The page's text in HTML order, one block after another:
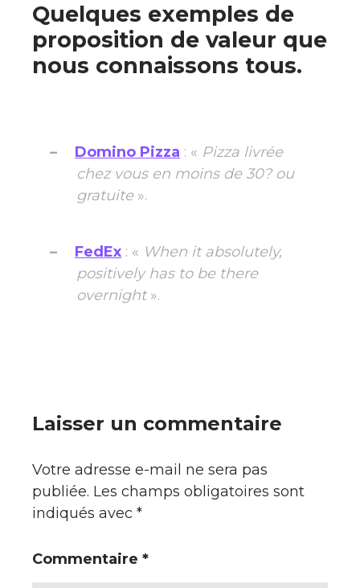
Quelques exemples de
proposition de valeur que
nous connaissons tous.
Domino Pizza : « Pizza livrée
chez vous en moins de 30? ou
gratuite».
FedEx : « When it absolutely,
positively has to be there
overnight».
Laisser un commentaire
Votre adresse e-mail ne sera pas
publiée. Les champs obligatoires sont
indiqués avec *
Commentaire *